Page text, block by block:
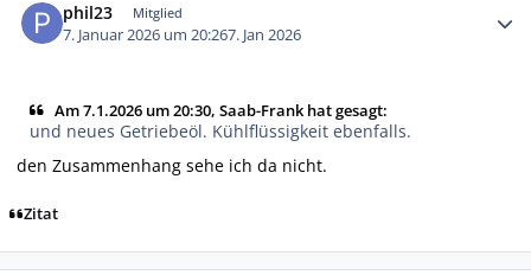
phil23 Mitglied
7. Januar 2026 um 20:267. Jan 2026
Am 7.1.2026 um 20:30, Saab-Frank hat gesagt:
und neues Getriebeöl. Kühlflüssigkeit ebenfalls.
den Zusammenhang sehe ich da nicht.
Zitat